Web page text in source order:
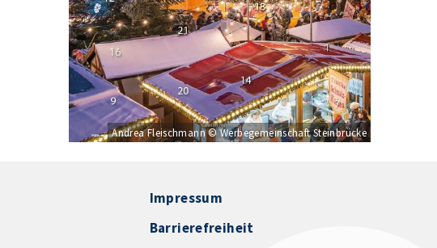
Andrea Fleischmann © Werbegemeinschaft Steinbrücke
Impressum
Barrierefreiheit